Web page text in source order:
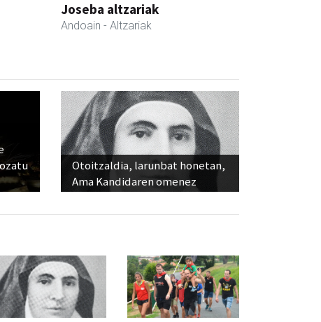
Joseba altzariak
Andoain - Altzariak
Otoitzaldia, larunbat honetan,
Ama Kandidaren omenez